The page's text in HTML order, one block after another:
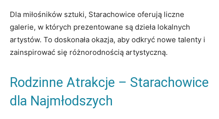
Dla miłośników sztuki, Starachowice oferują liczne
galerie, w których prezentowane są dzieła lokalnych
artystów. To doskonała okazja, aby odkryć nowe talenty i
zainspirować się różnorodnością artystyczną.
Rodzinne Atrakcje – Starachowice
dla Najmłodszych